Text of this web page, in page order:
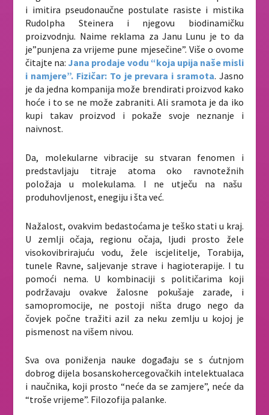
i imitira pseudonaučne postulate rasiste i mistika
Rudolpha Steinera i njegovu biodinamičku
proizvodnju. Naime reklama za Janu Lunu je to da
je”punjena za vrijeme pune mjesečine”. Više o ovome
čitajte na: Jana prodaje vodu “koja upija naše misli
i namjere”. Fizičar: To je prevara i sramota. Jasno
je da jedna kompanija može brendirati proizvod kako
hoće i to se ne može zabraniti. Ali sramota je da iko
kupi takav proizvod i pokaže svoje neznanje i
naivnost.
Da, molekularne vibracije su stvaran fenomen i
predstavljaju titraje atoma oko ravnotežnih
položaja u molekulama. I ne utječu na našu
produhovljenost, enegiju i šta već.
Nažalost, ovakvim bedastoćama je teško stati u kraj.
U zemlji očaja, regionu očaja, ljudi prosto žele
visokovibrirajuću vodu, žele iscjelitelje, Torabija,
tunele Ravne, saljevanje strave i hagioterapije. I tu
pomoći nema. U kombinaciji s političarima koji
podržavaju ovakve žalosne pokušaje zarade, i
samopromocije, ne postoji ništa drugo nego da
čovjek počne tražiti azil za neku zemlju u kojoj je
pismenost na višem nivou.
Sva ova poniženja nauke događaju se s ćutnjom
dobrog dijela bosanskohercegovačkih intelektualaca
i naučnika, koji prosto “neće da se zamjere”, neće da
“troše vrijeme”. Filozofija palanke.